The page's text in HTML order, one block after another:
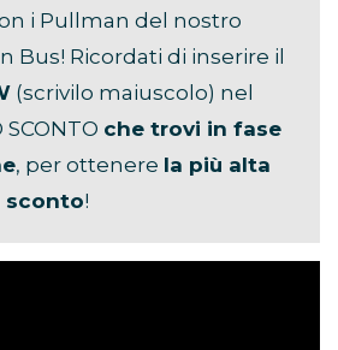
i Pullman del nostro
Bus! Ricordati di inserire il
(scrivilo maiuscolo) nel
che trovi in fase
, per ottenere la più alta
sconto!